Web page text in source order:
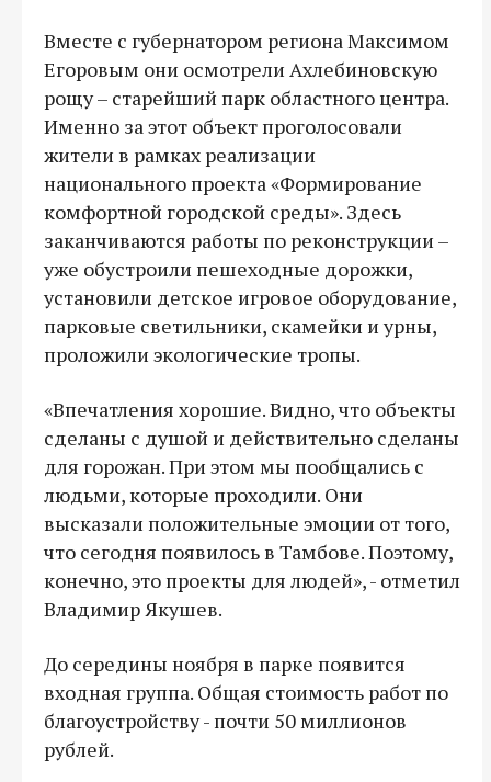
Вместе с губернатором региона Максимом
Егоровым они осмотрели Ахлебиновскую
рощу – старейший парк областного центра.
Именно за этот объект проголосовали
жители в рамках реализации
национального проекта «Формирование
комфортной городской среды». Здесь
заканчиваются работы по реконструкции –
уже обустроили пешеходные дорожки,
установили детское игровое оборудование,
парковые светильники, скамейки и урны,
проложили экологические тропы.
«Впечатления хорошие. Видно, что объекты
сделаны с душой и действительно сделаны
для горожан. При этом мы пообщались с
людьми, которые проходили. Они
высказали положительные эмоции от того,
что сегодня появилось в Тамбове. Поэтому,
конечно, это проекты для людей», - отметил
Владимир Якушев.
До середины ноября в парке появится
входная группа. Общая стоимость работ по
благоустройству - почти 50 миллионов
рублей.